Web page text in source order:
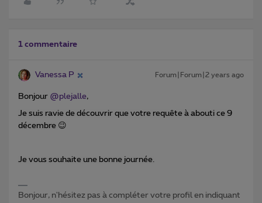
1 commentaire
Vanessa P Forum|Forum|2 years ago
Bonjour @plejalle,
Je suis ravie de découvrir que votre requête à abouti ce 9
décembre 😉
Je vous souhaite une bonne journée.
Bonjour, n'hésitez pas à compléter votre profil en indiquant